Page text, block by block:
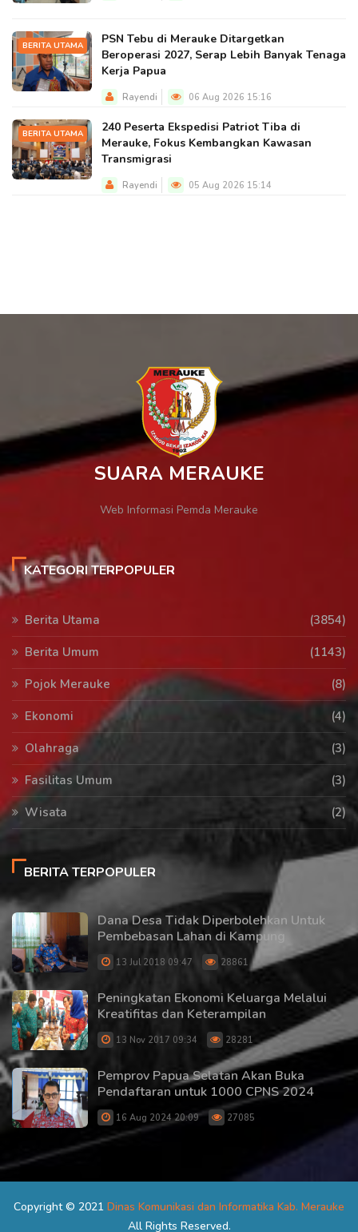
BERITA UTAMA
PSN Tebu di Merauke Ditargetkan
Beroperasi 2027, Serap Lebih Banyak Tenaga
Kerja Papua
Rayendi 06 Aug 2026 15:16
BERITA UTAMA
240 Peserta Ekspedisi Patriot Tiba di
Merauke, Fokus Kembangkan Kawasan
Transmigrasi
Rayendi 05 Aug 2026 15:14
SUARA MERAUKE
Web Informasi Pemda Merauke
KATEGORI TERPOPULER
Berita Utama
(3854)
Berita Umum
(1143)
Pojok Merauke
(8)
Ekonomi
(4)
Olahraga
(3)
Fasilitas Umum
(3)
Wisata
(2)
BERITA TERPOPULER
Dana Desa Tidak Diperbolehkan Untuk
Pembebasan Lahan di Kampung
13 Jul 2018 09:47 28861
Peningkatan Ekonomi Keluarga Melalui
Kreatifitas dan Keterampilan
13 Nov 2017 09:34 28281
Pemprov Papua Selatan Akan Buka
Pendaftaran untuk 1000 CPNS 2024
16 Aug 2024 20:09 27085
Copyright © 2021 Dinas Komunikasi dan Informatika Kab. Merauke
All Rights Reserved.